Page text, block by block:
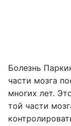
Болезнь
части мозга
многих лет.
той части